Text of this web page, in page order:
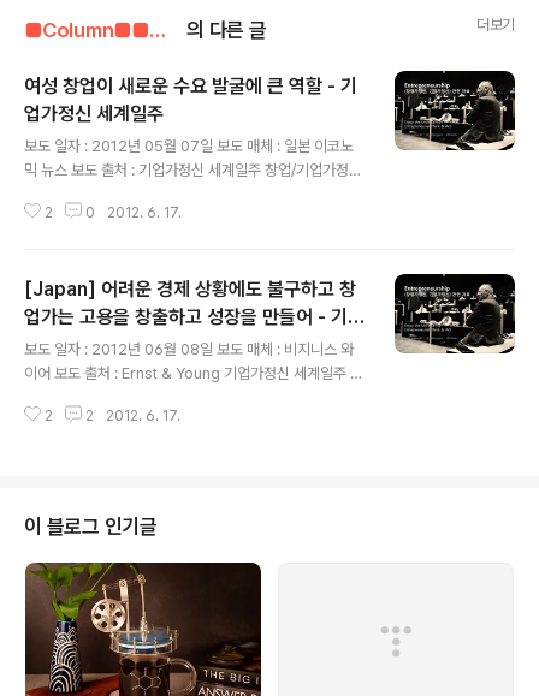
■Column■■■■■/기업가정신 관련 자료 의 다른 글 더보기
여성 창업이 새로운 수요 발굴에 큰 역할 - 기
업가정신 세계일주
보도 일자 : 2012년 05월 07일 보도 매체 : 일본 이코노
믹 뉴스 보도 출처 : 기업가정신 세계일주 창업/기업가정신
성 창업가의 활약에 대한 정보내용이다. 번역 : 강혜영 특파
기업백서 중에서, 여성의 '사회환경 변화에 반응하는 사업
활동'에 주목하여 '여성이 창업하여 제공되는 서비스가 사
회의 수요를 발굴하고 있다'라고 여성의 착안에 의한 창업
을 높게 평가함과 동시에 기대를 나타내고 있다. 중소기업
청에 따르면 '여성 창업가가 개인 서비스 등 개인의 삶을 충
실히 하는 분야에서의 사업전개가 많다'고 분석. 이러한 사
2 0 2012. 6. 17.
[Japan] 어려운 경제 상황에도 불구하고 창
업가는 고용을 창출하고 성장을 만들어 - 기업
가정신 세계일주
보도 일자 : 2012년 06월 08일 보도 매체 : 비지니스 와
이어 보도 출처 : Ernst & Young 기업가정신 세계일주 창
창업가는 고용을 창출하고 성장을 만들어낸다. 얼마 전, G
핵심 역군이 바로 창업가라는 사실은 이미 수 년 전부터 통
계학적으로 정확하게 밝혀진 바 있다. 그만큼 창업가들은
국가 경제의 역동성을 불어넣고 있으며, 우리 삶의 질적 양
적 향상을 모두 함께 만들어가고 있다. 이들의 역할과 그 효
과에 대한 기사이니, 일독하기 바란다. 기사 번역 : 강혜영 ..
2 2 2012. 6. 17.
이 블로그 인기글